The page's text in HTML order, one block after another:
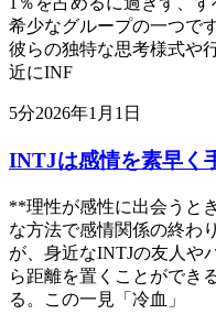
希少なグループの一つで
彼らの独特な思考様式や
近にINF
5分2026年1月1日
INTJは感情を素早く
**理性が感性に出会うと
な方法で感情関係の終わ
が、身近なINTJの友人や
ら距離を置くことができ
る。この一見「冷血」